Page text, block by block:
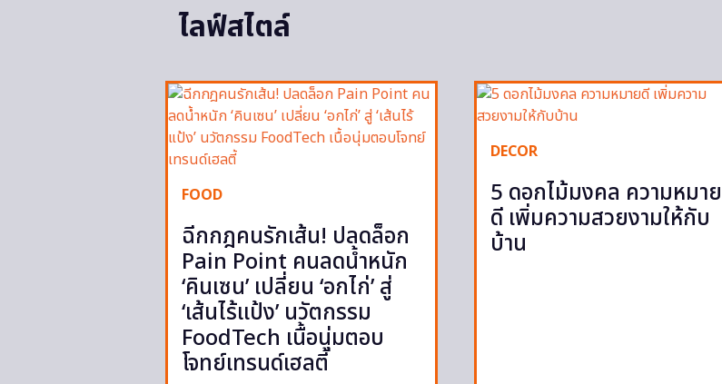
ไลฟ์สไตล์
FOOD
ฉีกกฎคนรักเส้น! ปลดล็อก
Pain Point คนลดน้ำหนัก
‘คินเซน’ เปลี่ยน ‘อกไก่’ สู่
‘เส้นไร้แป้ง’ นวัตกรรม
FoodTech เนื้อนุ่มตอบ
โจทย์เทรนด์เฮลตี้
DECOR
5 ดอกไม้มงคล ความหมาย
ดี เพิ่มความสวยงามให้กับ
บ้าน